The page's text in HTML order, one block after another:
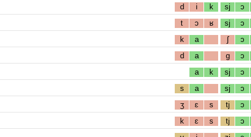
d
i k sj ɔ
t
ɔ ʁ sj ɔ
k
a ʃ ɔ
d
a g ɔ
a
k sj ɔ
s
a sj ɔ
ʒ
ɛ s tj ɔ
k
ɛ s tj ɔ